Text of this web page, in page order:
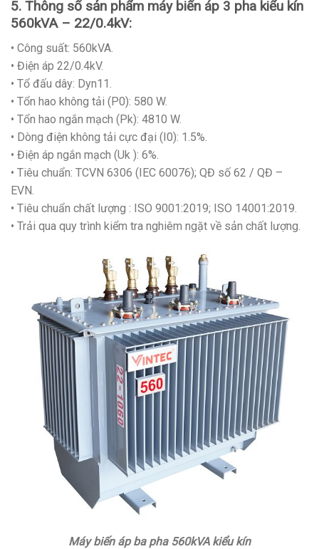
5. Thông số sản phẩm máy biến áp 3 pha kiểu kín
560kVA – 22/0.4kV:
• Công suất: 560kVA.
• Điện áp 22/0.4kV.
• Tổ đấu dây: Dyn11.
• Tổn hao không tải (P0): 580 W.
• Tổn hao ngắn mạch (Pk): 4810 W.
• Dòng điện không tải cực đại (I0): 1.5%.
• Điện áp ngắn mạch (Uk ): 6%.
• Tiêu chuẩn: TCVN 6306 (IEC 60076); QĐ số 62 / QĐ –
EVN.
• Tiêu chuẩn chất lượng : ISO 9001:2019; ISO 14001:2019.
• Trải qua quy trình kiểm tra nghiêm ngặt về sản chất lượng.
Máy biến áp ba pha 560kVA kiểu kín